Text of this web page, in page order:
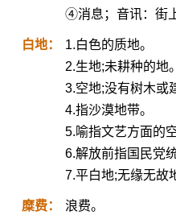
④消息；音讯：街
白地：
1.白色的质地。
2.生地;未耕种的地。
3.空地;没有树木或
4.指沙漠地带。
5.喻指文艺方面的
6.解放前指国民党
7.平白地;无缘无故
糜费： 浪费。